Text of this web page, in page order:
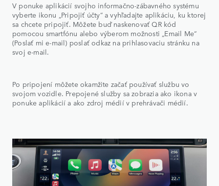
V ponuke aplikácií svojho informačno-zábavného systému
vyberte ikonu „Pripojiť účty“ a vyhľadajte aplikáciu, ku ktorej
sa chcete pripojiť. Môžete buď naskenovať QR kód
pomocou smartfónu alebo výberom možnosti „Email Me“
(Poslať mi e-mail) poslať odkaz na prihlasovaciu stránku na
svoj e-mail.
Po pripojení môžete okamžite začať používať službu vo
svojom vozidle. Prepojené služby sa zobrazia ako ikona v
ponuke aplikácií a ako zdroj médií v prehrávači médií.